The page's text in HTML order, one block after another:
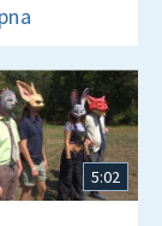
5:02